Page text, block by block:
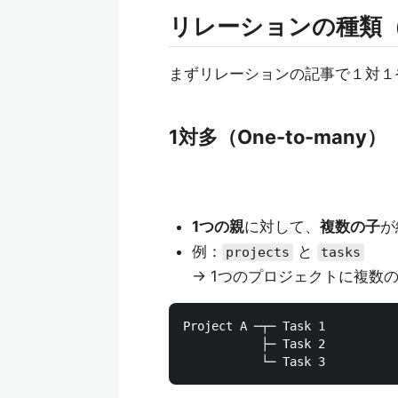
リレーションの種類
まずリレーションの記事で１対
1対多（One-to-many）
1つの親に対して、 複数の子が
例：
projects と tasks
→ 1つのプロジェクトに複数
Project A ─┬─ Task 1
           ├─ Task 2